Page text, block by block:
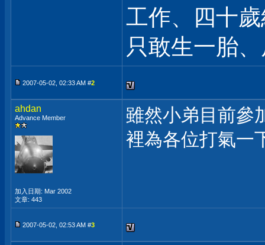
工作、四十
只敢生一胎
2007-05-02, 02:33 AM #2
ahdan
Advance Member
加入日期: Mar 2002
文章: 443
雖然小弟目前參
裡為各位打氣一
2007-05-02, 02:53 AM #3